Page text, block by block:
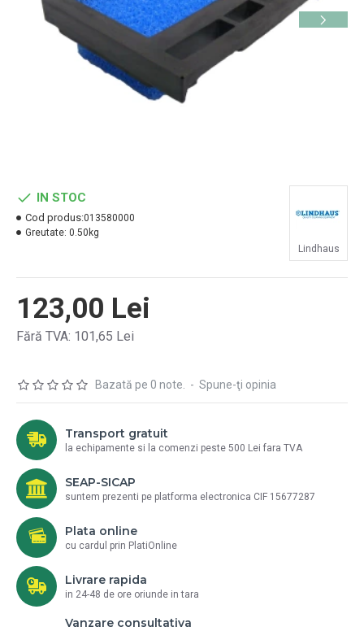
Bazată pe 0 note. - Spune-ţi opinia
123,00 Lei
Fără TVA: 101,65 Lei
IN STOC
Cod produs:013580000
Greutate: 0.50kg
Lindhaus
Transport gratuit
la echipamente si la comenzi peste 500 Lei fara TVA
SEAP-SICAP
suntem prezenti pe platforma electronica CIF 15677287
Plata online
cu cardul prin PlatiOnline
Livrare rapida
in 24-48 de ore oriunde in tara
Vanzare consultativa